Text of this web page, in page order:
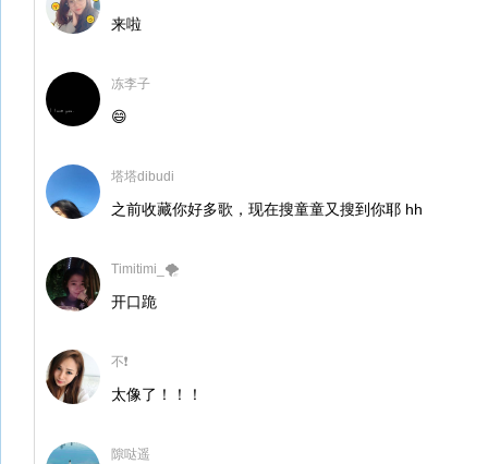
来啦
冻李子
😄
塔塔dibudi
之前收藏你好多歌，现在搜童童又搜到你耶 hh
Timitimi_🌪
开口跪
不❗
太像了！！！
隙哒遥